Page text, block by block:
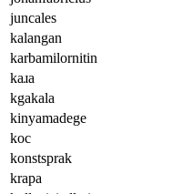
juncales
kalangan
karbamilornitin
kaɹa
kgakala
kinyamadege
koc
konstsprak
krapa